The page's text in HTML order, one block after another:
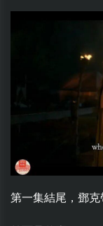
第一集結尾，鄧克